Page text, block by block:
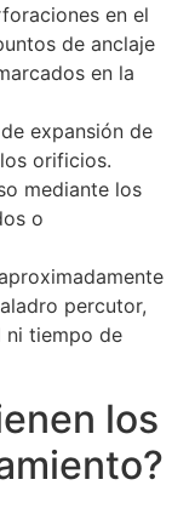
en el
de anclaje
en la
expansión de
orificios.
mediante los
o
percutor,
ni tiempo de
los